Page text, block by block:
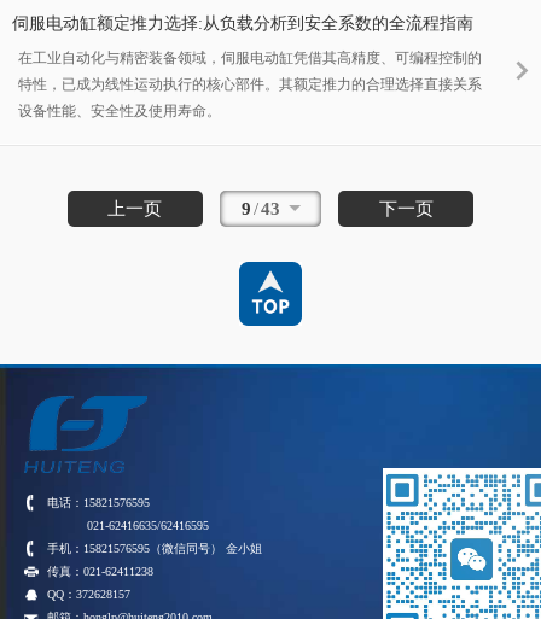
伺服电动缸额定推力选择:从负载分析到安全系数的全流程指南
在工业自动化与精密装备领域，伺服电动缸凭借其高精度、可编程控制的
特性，已成为线性运动执行的核心部件。其额定推力的合理选择直接关系
设备性能、安全性及使用寿命。
上一页 9/43 下一页
电话：15821576595
021-62416635/62416595
手机：15821576595（微信同号） 金小姐
传真：021-62411238
QQ：372628157